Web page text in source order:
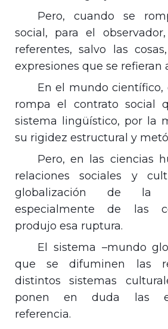
Pero, cuando se
social, para el
referentes, salvo las
expresiones que se refieran
En el mundo científico,
rompa el contrato social
sistema lingüístico, por la
su rigidez estructural y
Pero, en las ciencias
relaciones sociales y
globalización de la
especialmente de las
produjo esa ruptura.
El sistema –mundo
que se difuminen las
distintos sistemas
ponen en duda las
referencia.